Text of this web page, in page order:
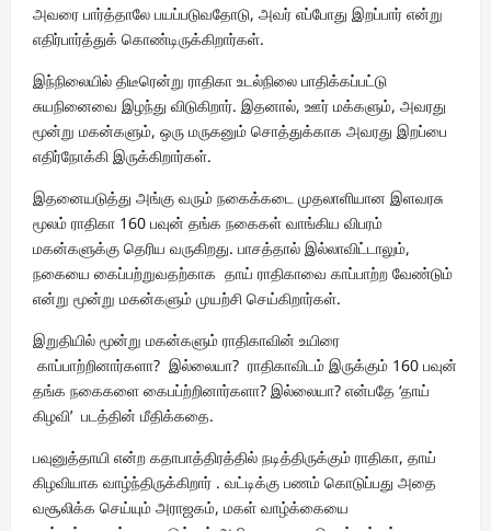
அவரை பார்த்தாலே பயப்படுவதோடு, அவர் எப்போது இறப்பார் என்று
எதிர்பார்த்துக் கொண்டிருக்கிறார்கள்.
இந்நிலையில் திடீரென்று ராதிகா உடல்நிலை பாதிக்கப்பட்டு
சுயநினைவை இழந்து விடுகிறார். இதனால், ஊர் மக்களும், அவரது
மூன்று மகன்களும், ஒரு மருகனும் சொத்துக்காக அவரது இறப்பை
எதிர்நோக்கி இருக்கிறார்கள்.
இதனையடுத்து அங்கு வரும் நகைக்கடை முதலாளியான இளவரசு
மூலம் ராதிகா 160 பவுன் தங்க நகைகள் வாங்கிய விபரம்
மகன்களுக்கு தெரிய வருகிறது. பாசத்தால் இல்லாவிட்டாலும்,
நகையை கைப்பற்றுவதற்காக தாய் ராதிகாவை காப்பாற்ற வேண்டும்
என்று மூன்று மகன்களும் முயற்சி செய்கிறார்கள்.
இறுதியில் மூன்று மகன்களும் ராதிகாவின் உயிரை
காப்பாற்றினார்களா? இல்லையா? ராதிகாவிடம் இருக்கும் 160 பவுன்
தங்க நகைகளை கைபப்ற்றினார்களா? இல்லையா? என்பதே ‘தாய்
கிழவி’ படத்தின் மீதிக்கதை.
பவுனுத்தாயி என்ற கதாபாத்திரத்தில் நடித்திருக்கும் ராதிகா, தாய்
கிழவியாக வாழ்ந்திருக்கிறார் . வட்டிக்கு பணம் கொடுப்பது அதை
வசூலிக்க செய்யும் அராஜகம், மகள் வாழ்க்கையை